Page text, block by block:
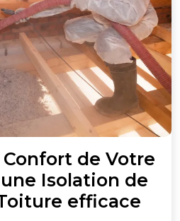
de Votre
Isolation de
efficace